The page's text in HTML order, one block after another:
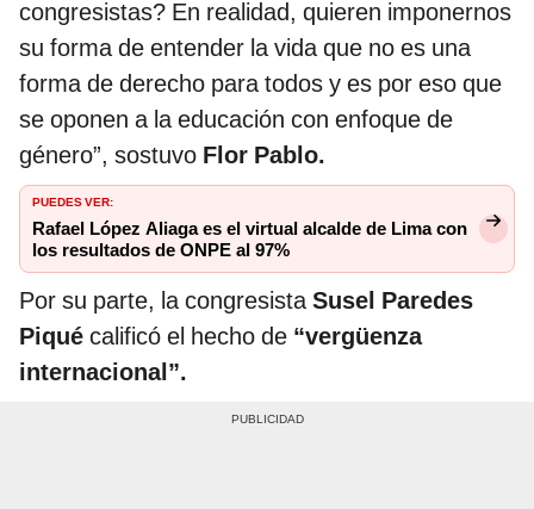
congresistas? En realidad, quieren imponernos
su forma de entender la vida que no es una
forma de derecho para todos y es por eso que
se oponen a la educación con enfoque de
género”, sostuvo Flor Pablo.
PUEDES VER:
Rafael López Aliaga es el virtual alcalde de Lima con
los resultados de ONPE al 97%
Por su parte, la congresistaSusel Paredes
Piqué calificó el hecho de “vergüenza
internacional”.